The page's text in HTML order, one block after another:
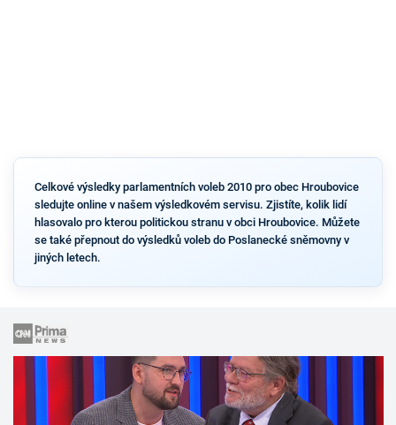
Celkové výsledky parlamentních voleb 2010 pro obec Hroubovice
sledujte online v našem výsledkovém servisu. Zjistíte, kolik lidí
hlasovalo pro kterou politickou stranu v obci Hroubovice. Můžete
se také přepnout do výsledků voleb do Poslanecké sněmovny v
jiných letech.